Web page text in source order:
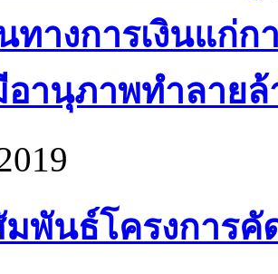
างการเงินแก่ก
านุภาพทำลายล้
พันธ์โครงการคั